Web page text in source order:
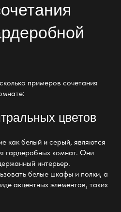
примеров сочетания
цветов
как белый и серый, являются
гардеробных комнат. Они
интерьер.
белые шкафы и полки, а
акцентных элементов, таких